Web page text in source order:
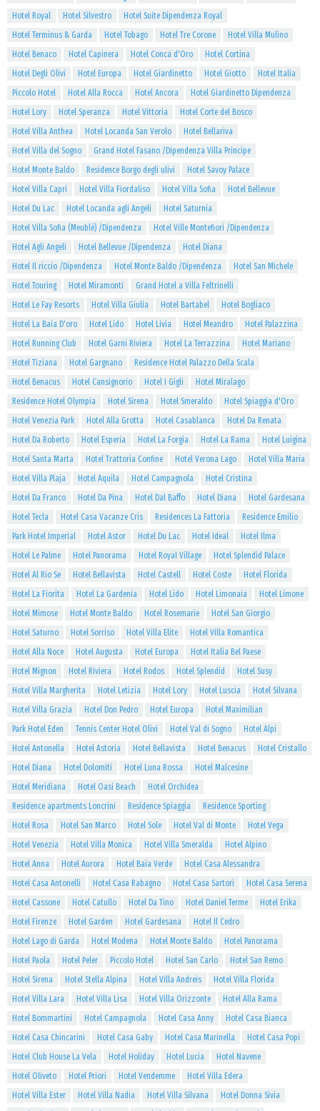
Hotel Royal
Hotel Silvestro
Hotel Suite Dipendenza Royal
Hotel Terminus & Garda
Hotel Tobago Hotel Tre Corone
Hotel Villa Mulino
Hotel Benaco
Hotel Capinera Hotel Conca d'Oro
Hotel Cortina
Hotel Degli Olivi
Hotel Europa Hotel Giardinetto Hotel Giotto
Hotel Italia
Piccolo Hotel
Hotel Alla Rocca Hotel Ancora
Hotel Giardinetto Dipendenza
Hotel Lory
Hotel Speranza Hotel Vittoria
Hotel Corte del Bosco
Hotel Villa Anthea
Hotel Locanda San Verolo
Hotel Bellariva
Hotel Villa del Sogno
Grand Hotel Fasano /Dipendenza Villa Principe
Hotel Monte Baldo
Residence Borgo degli ulivi
Hotel Savoy Palace
Hotel Villa Capri
Hotel Villa Fiordaliso Hotel Villa Sofia
Hotel Bellevue
Hotel Du Lac
Hotel Locanda agli Angeli
Hotel Saturnia
Hotel Villa Sofia (Meublè) /Dipendenza
Hotel Ville Montefiori /Dipendenza
Hotel Agli Angeli
Hotel Bellevue /Dipendenza
Hotel Diana
Hotel Il riccio /Dipendenza
Hotel Monte Baldo /Dipendenza
Hotel San Michele
Hotel Touring
Hotel Miramonti
Grand Hotel a Villa Feltrinelli
Hotel Le Fay Resorts
Hotel Villa Giulia Hotel Bartabel
Hotel Bogliaco
Hotel La Baia D'oro
Hotel Lido Hotel Livia Hotel Meandro
Hotel Palazzina
Hotel Running Club
Hotel Garni Riviera Hotel La Terrazzina
Hotel Mariano
Hotel Tiziana
Hotel Gargnano
Residence Hotel Palazzo Della Scala
Hotel Benacus
Hotel Cansignorio Hotel I Gigli
Hotel Miralago
Residence Hotel Olympia
Hotel Sirena Hotel Smeraldo
Hotel Spiaggia d'Oro
Hotel Venezia Park
Hotel Alla Grotta Hotel Casablanca
Hotel Da Renata
Hotel Da Roberto
Hotel Esperia Hotel La Forgia Hotel La Rama
Hotel Luigina
Hotel Santa Marta
Hotel Trattoria Confine Hotel Verona Lago
Hotel Villa Maria
Hotel Villa Plaja
Hotel Aquila Hotel Campagnola
Hotel Cristina
Hotel Da Franco
Hotel Da Pina Hotel Dal Baffo Hotel Diana
Hotel Gardesana
Hotel Tecla
Hotel Casa Vacanze Cris Residences La Fattoria
Residence Emilio
Park Hotel Imperial
Hotel Astor Hotel Du Lac Hotel Ideal
Hotel Ilma
Hotel Le Palme
Hotel Panorama Hotel Royal Village
Hotel Splendid Palace
Hotel Al Rio Se
Hotel Bellavista Hotel Castell Hotel Coste
Hotel Florida
Hotel La Fiorita
Hotel La Gardenia Hotel Lido Hotel Limonaia
Hotel Limone
Hotel Mimose
Hotel Monte Baldo Hotel Rosemarie
Hotel San Giorgio
Hotel Saturno
Hotel Sorriso Hotel Villa Elite
Hotel Villa Romantica
Hotel Alla Noce
Hotel Augusta Hotel Europa
Hotel Italia Bel Paese
Hotel Mignon
Hotel Riviera Hotel Rodos Hotel Splendid
Hotel Susy
Hotel Villa Margherita
Hotel Letizia Hotel Lory Hotel Luscia
Hotel Silvana
Hotel Villa Grazia
Hotel Don Pedro Hotel Europa
Hotel Maximilian
Park Hotel Eden
Tennis Center Hotel Olivi Hotel Val di Sogno
Hotel Alpi
Hotel Antonella
Hotel Astoria Hotel Bellavista Hotel Benacus
Hotel Cristallo
Hotel Diana
Hotel Dolomiti Hotel Luna Rossa
Hotel Malcesine
Hotel Meridiana
Hotel Oasi Beach
Hotel Orchidea
Residence apartments Loncrini
Residence Spiaggia
Residence Sporting
Hotel Rosa
Hotel San Marco Hotel Sole Hotel Val di Monte
Hotel Vega
Hotel Venezia
Hotel Villa Monica Hotel Villa Smeralda
Hotel Alpino
Hotel Anna
Hotel Aurora Hotel Baia Verde
Hotel Casa Alessandra
Hotel Casa Antonelli
Hotel Casa Rabagno Hotel Casa Sartori
Hotel Casa Serena
Hotel Cassone
Hotel Catullo Hotel Da Tino Hotel Daniel Terme
Hotel Erika
Hotel Firenze
Hotel Garden Hotel Gardesana
Hotel Il Cedro
Hotel Lago di Garda
Hotel Modena Hotel Monte Baldo
Hotel Panorama
Hotel Paola
Hotel Peler Piccolo Hotel Hotel San Carlo
Hotel San Remo
Hotel Sirena
Hotel Stella Alpina Hotel Villa Andreis
Hotel Villa Florida
Hotel Villa Lara
Hotel Villa Lisa Hotel Villa Orizzonte
Hotel Alla Rama
Hotel Bommartini
Hotel Campagnola Hotel Casa Anny
Hotel Casa Bianca
Hotel Casa Chincarini
Hotel Casa Gaby Hotel Casa Marinella
Hotel Casa Popi
Hotel Club House La Vela
Hotel Holiday Hotel Lucia
Hotel Navene
Hotel Oliveto
Hotel Priori Hotel Vendemme
Hotel Villa Edera
Hotel Villa Ester
Hotel Villa Nadia Hotel Villa Silvana
Hotel Donna Sivia